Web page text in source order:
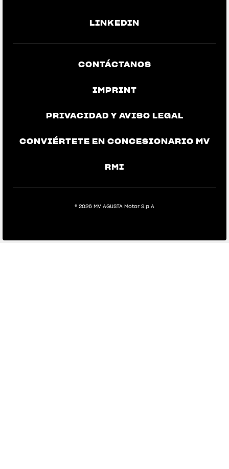
LINKEDIN
CONTÁCTANOS
IMPRINT
PRIVACIDAD Y AVISO LEGAL
CONVIÉRTETE EN CONCESIONARIO MV
RMI
® 2026 MV AGUSTA Motor S.p.A